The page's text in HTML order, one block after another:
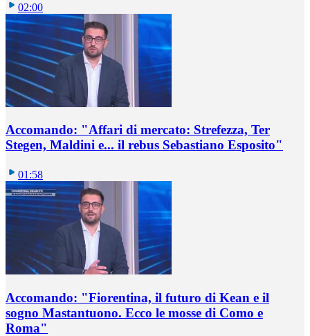
02:00
Accomando: "Affari di mercato: Strefezza, Ter
Stegen, Maldini e... il rebus Sebastiano Esposito"
01:58
Accomando: "Fiorentina, il futuro di Kean e il
sogno Mastantuono. Ecco le mosse di Como e
Roma"